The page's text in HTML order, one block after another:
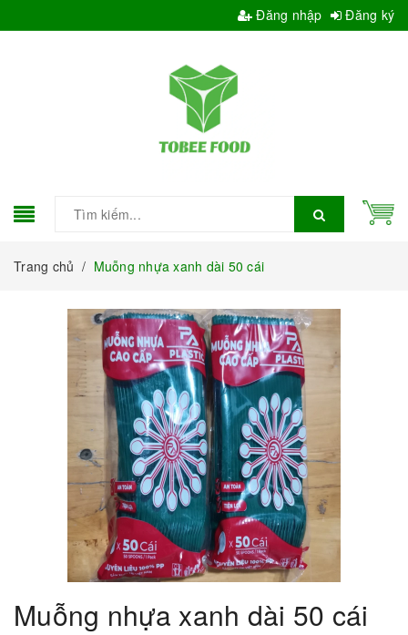
Đăng nhập Đăng ký
Trang chủ / Muỗng nhựa xanh dài 50 cái
Muỗng nhựa xanh dài 50 cái